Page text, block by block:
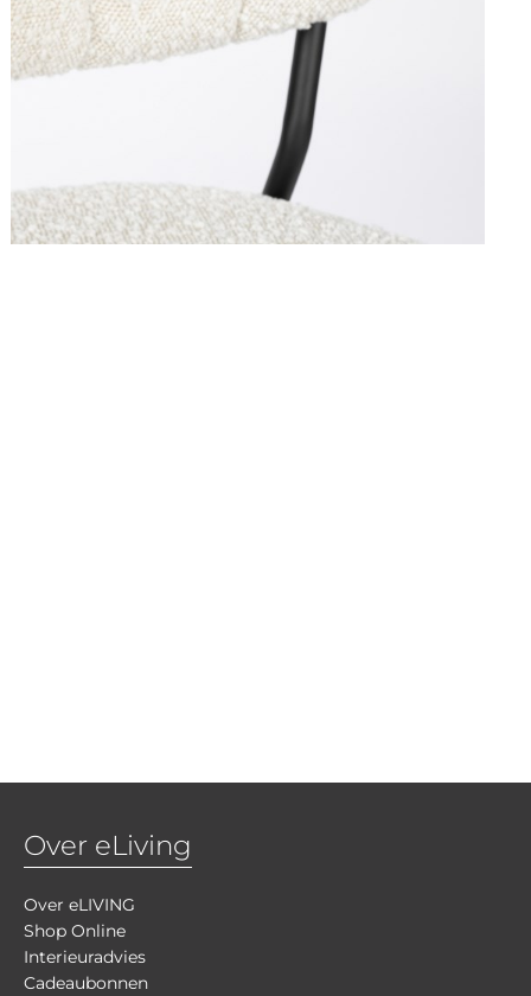
Over eLiving
Over eLIVING
Shop Online
Interieuradvies
Cadeaubonnen